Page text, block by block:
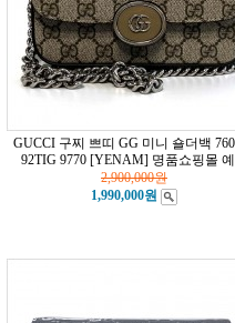
GUCCI 구찌 쁘띠 GG 미니 숄더백
92TIG 9770 [YENAM] 명품쇼핑몰
2,900,000원
1,990,000원